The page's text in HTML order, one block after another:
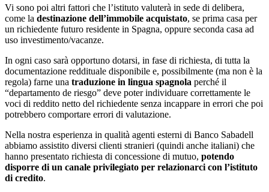
Vi sono poi altri fattori che l’istituto valuterà in sede di delibera,
come la destinazione dell’immobile acquistato, se prima casa per
un richiedente futuro residente in Spagna, oppure seconda casa ad
uso investimento/vacanze.
In ogni caso sarà opportuno dotarsi, in fase di richiesta, di tutta la
documentazione reddituale disponibile e, possibilmente (ma non è la
regola) farne una traduzione in lingua spagnola perché il
“departamento de riesgo” deve poter individuare correttamente le
voci di reddito netto del richiedente senza incappare in errori che poi
potrebbero comportare errori di valutazione.
Nella nostra esperienza in qualità agenti esterni di Banco Sabadell
abbiamo assistito diversi clienti stranieri (quindi anche italiani) che
hanno presentato richiesta di concessione di mutuo, potendo
disporre di un canale privilegiato per relazionarci con l’istituto
di credito.